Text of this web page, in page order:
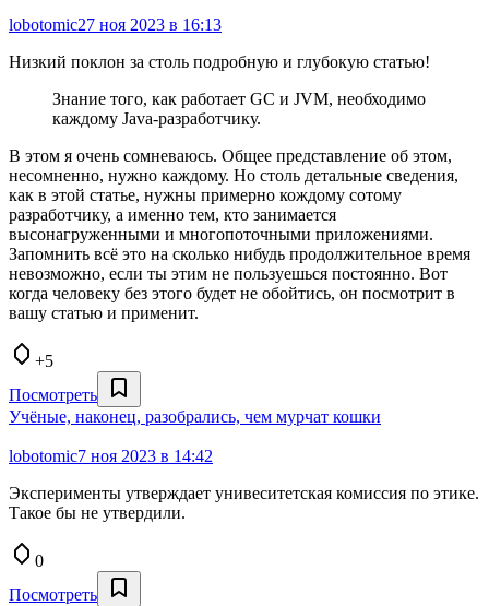
lobotomic27 ноя 2023 в 16:13
Низкий поклон за столь подробную и глубокую статью!
Знание того, как работает GC и JVM, необходимо
каждому Java-разработчику.
В этом я очень сомневаюсь. Общее представление об этом,
несомненно, нужно каждому. Но столь детальные сведения,
как в этой статье, нужны примерно кождому сотому
разработчику, а именно тем, кто занимается
высонагруженными и многопоточными приложениями.
Запомнить всё это на сколько нибудь продолжительное время
невозможно, если ты этим не пользуешься постоянно. Вот
когда человеку без этого будет не обойтись, он посмотрит в
вашу статью и применит.
+5
Посмотреть
Учёные, наконец, разобрались, чем мурчат кошки
lobotomic7 ноя 2023 в 14:42
Эксперименты утверждает унивеситетская комиссия по этике.
Такое бы не утвердили.
0
Посмотреть